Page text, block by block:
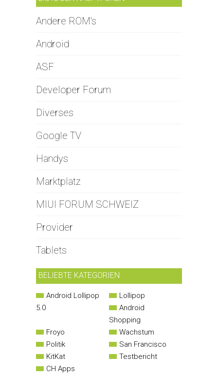
Andere ROM's
Android
ASF
Developer Forum
Diverses
Google TV
Handys
Marktplatz
MIUI FORUM SCHWEIZ
Provider
Tablets
BELIEBTE KATEGORIEN
Android Lollipop
5.0
Lollipop
Android
Shopping
Froyo
Wachstum
Politik
San Francisco
KitKat
Testbericht
CH Apps